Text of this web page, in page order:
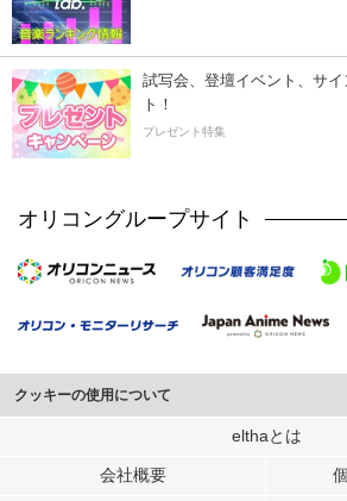
試写会、登壇イベント、サ
ト！
プレゼント特集
オリコングループサイト
クッキーの使用について
このサイトでは Cookie を使用して、ユーザーに合
行っています。
elthaとは
会社概要